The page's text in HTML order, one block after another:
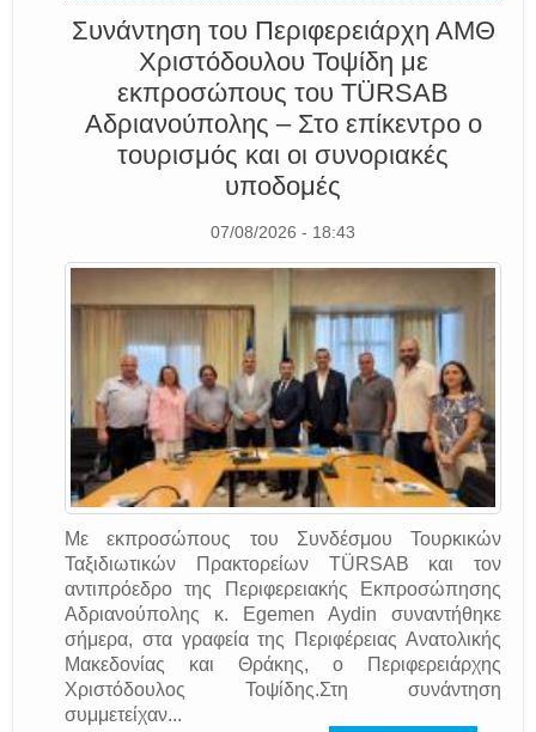
Συνάντηση του Περιφερειάρχη ΑΜΘ
Χριστόδουλου Τοψίδη με
εκπροσώπους του TÜRSAB
Αδριανούπολης – Στο επίκεντρο ο
τουρισμός και οι συνοριακές
υποδομές
07/08/2026 - 18:43
Με εκπροσώπους του Συνδέσμου Τουρκικών
Ταξιδιωτικών Πρακτορείων TÜRSAB και τον
αντιπρόεδρο της Περιφερειακής Εκπροσώπησης
Αδριανούπολης κ. Egemen Aydin συναντήθηκε
σήμερα, στα γραφεία της Περιφέρειας Ανατολικής
Μακεδονίας και Θράκης, ο Περιφερειάρχης
Χριστόδουλος Τοψίδης.Στη συνάντηση
συμμετείχαν...